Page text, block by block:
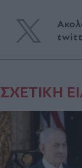
ΣΧΕΤΙΚΗ